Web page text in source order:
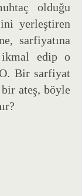
olduğu
yerleştiren
sarfiyatına
ikmal edip o
Bir sarfiyat
ateş, böyle